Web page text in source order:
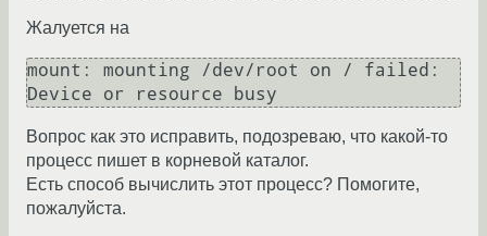
Жалуется на
mount: mounting /dev/root on / failed:
Вопрос как это исправить, подозреваю, что какой-то
процесс пишет в корневой каталог.
Есть способ вычислить этот процесс? Помогите,
пожалуйста.